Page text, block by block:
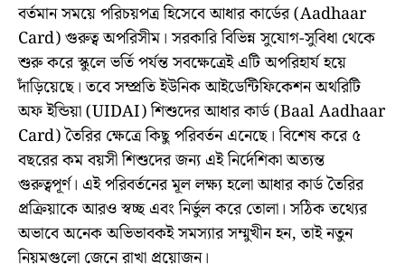
বর্তমান সময়ে পরিচয়পত্র হিসেবে আধার কার্ডের (Aadhaar
Card) গুরুত্ব অপরিসীম। সরকারি বিভিন্ন সুযোগ-সুবিধা থেকে
শুরু করে স্কুলে ভর্তি পর্যন্ত সবক্ষেত্রেই এটি অপরিহার্য হয়ে
দাঁড়িয়েছে। তবে সম্প্রতি ইউনিক আইডেন্টিফিকেশন অথরিটি
অফ ইন্ডিয়া (UIDAI) শিশুদের আধার কার্ড (Baal Aadhaar
Card) তৈরির ক্ষেত্রে কিছু পরিবর্তন এনেছে। বিশেষ করে ৫
বছরের কম বয়সী শিশুদের জন্য এই নির্দেশিকা অত্যন্ত
গুরুত্বপূর্ণ। এই পরিবর্তনের মূল লক্ষ্য হলো আধার কার্ড তৈরির
প্রক্রিয়াকে আরও স্বচ্ছ এবং নির্ভুল করে তোলা। সঠিক তথ্যের
অভাবে অনেক অভিভাবকই সমস্যার সম্মুখীন হন, তাই নতুন
নিয়মগুলো জেনে রাখা প্রয়োজন।